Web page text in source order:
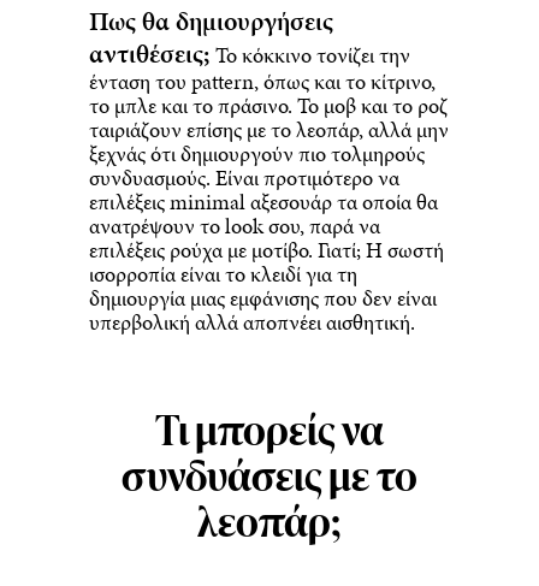
Πως θα δημιουργήσεις
αντιθέσεις; Το κόκκινο τονίζει την
ένταση του pattern, όπως και το κίτρινο,
το μπλε και το πράσινο. Το μοβ και το ροζ
ταιριάζουν επίσης με το λεοπάρ, αλλά μην
ξεχνάς ότι δημιουργούν πιο τολμηρούς
συνδυασμούς. Είναι προτιμότερο να
επιλέξεις minimal αξεσουάρ τα οποία θα
ανατρέψουν το look σου, παρά να
επιλέξεις ρούχα με μοτίβο. Γιατί; Η σωστή
ισορροπία είναι το κλειδί για τη
δημιουργία μιας εμφάνισης που δεν είναι
υπερβολική αλλά αποπνέει αισθητική.
Τι μπορείς να
συνδυάσεις με το
λεοπάρ;